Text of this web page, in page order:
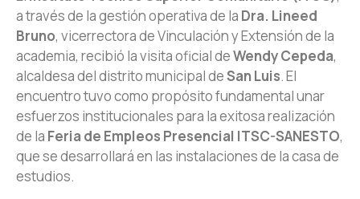
a través de la gestión operativa de la Dra. Lineed
Bruno, vicerrectora de Vinculación y Extensión de la
academia, recibió la visita oficial deWendy Cepeda,
alcaldesa del distrito municipal deSan Luis. El
encuentro tuvo como propósito fundamental unar
esfuerzos institucionales para la exitosa realización
de la Feria de Empleos Presencial ITSC-SANESTO,
que se desarrollará en las instalaciones de la casa de
estudios.